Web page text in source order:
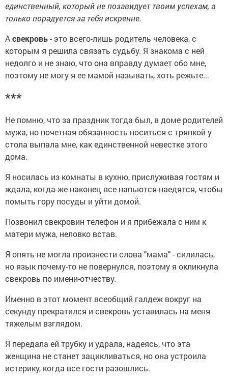
единственный, который не позавидует твоим успехам, а
только порадуется за тебя искренне.
Асвекровь- это всего-лишь родитель человека, с
которым я решила связать судьбу. Я знакома с ней
недолго и не знаю, что она вправду думает обо мне,
поэтому не могу я ее мамой называть, хоть режьте...
***
Не помню, что за праздник тогда был, в доме родителей
мужа, но почетная обязанность носиться с тряпкой у
стола выпала мне, как единственной невестке этого
дома.
Я носилась из комнаты в кухню, прислуживая гостям и
ждала, когда-же наконец все напьются-наедятся, чтобы
помыть гору посуды и уйти домой.
Позвонил свекровин телефон и я прибежала с ним к
матери мужа, неловко встав.
Я опять не могла произнести слова "мама" - силилась,
но язык почему-то не повернулся, поэтому я окликнула
свекровь по имени-отчеству.
Именно в этот момент всеобщий галдеж вокруг на
секунду прекратился и свекровь уставилась на меня
тяжелым взглядом.
Я передала ей трубку и удрала, надеясь, что эта
женщина не станет зацикливаться, но она устроила
истерику, когда все гости разошлись.